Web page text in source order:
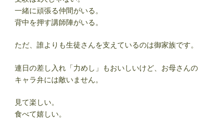
一緒に頑張る仲間がいる。
背中を押す講師陣がいる。
ただ、誰よりも生徒さんを支えているのは御家族です。
連日の差し入れ「力めし」もおいしいけど、お母さんの
キャラ弁には敵いません。
見て楽しい。
食べて嬉しい。